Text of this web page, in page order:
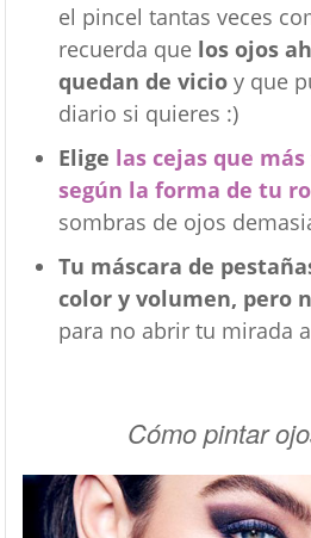
el pincel tantas veces
recuerda que los ojos
quedan de vicioy que
diario si quieres :)
Elige las cejas que
según la forma de tu
sombras de ojos
Tu máscara de
color y volumen, pero
para no abrir tu mirada
Cómo pintar